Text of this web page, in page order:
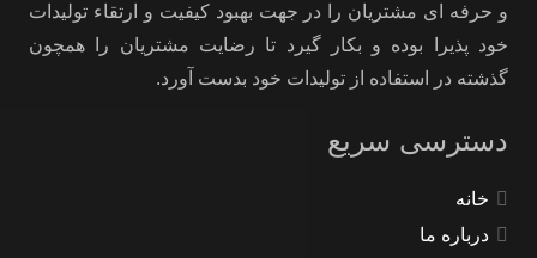
و حرفه ای مشتریان را در جهت بهبود کیفیت و ارتقاء تولیدات
خود پذیرا بوده و بکار گیرد تا رضایت مشتریان را همچون
گذشته در استفاده از تولیدات خود بدست آورد.
دسترسی سریع
خانه
درباره ما